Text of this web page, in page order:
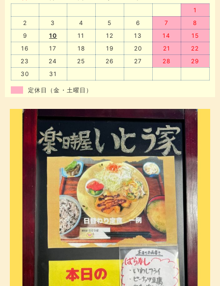
1
2
3 4 5 6 7
8
9
10 11 12 13 14
15
16
17 18 19 20 21
22
23
24 25 26 27 28
29
30
31
定休日（金・土曜日）